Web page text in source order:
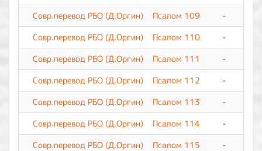
Совр.перевод РБО (Д.Оргин)
Псалом 109 -
Совр.перевод РБО (Д.Оргин)
Псалом 110 -
Совр.перевод РБО (Д.Оргин)
Псалом 111 -
Совр.перевод РБО (Д.Оргин)
Псалом 112 -
Совр.перевод РБО (Д.Оргин)
Псалом 113 -
Совр.перевод РБО (Д.Оргин)
Псалом 114 -
Совр.перевод РБО (Д.Оргин)
Псалом 115 -